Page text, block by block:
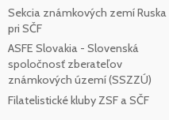
Sekcia známkových zemí Ruska
pri SČF
ASFE Slovakia - Slovenská
spoločnosť zberateľov
známkových území (SSZZÚ)
Filatelistické kluby ZSF a SČF